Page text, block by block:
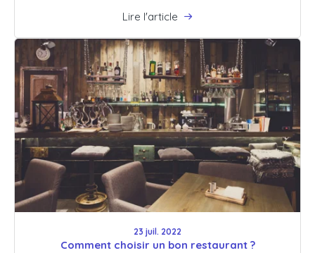
Lire l'article
23 juil. 2022
Comment choisir un bon restaurant ?